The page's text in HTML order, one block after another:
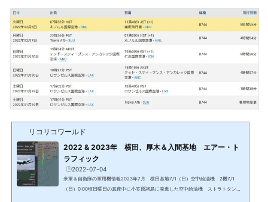
リコリコワールド
2022 & 2023年 横田、厚木＆入間基地 エアー・ト
ラフィック
2022-07-04
米軍＆自衛隊の軍用機情報2023年7月 横田基地7/1（日）空中給油機 2機7/1
（日）0:00頃日曜日の真夜中に小笠原諸島に発進した空中給油機 ストラトタンカ